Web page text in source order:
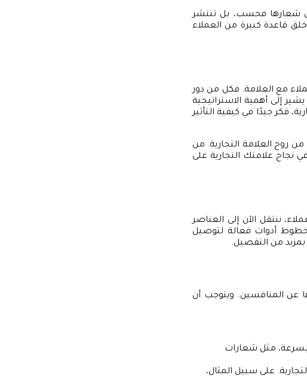
شعارها فحسب، بل تنتشر
قاعدة كبيرة من العملاء
مع العلامة. فكل من دور
إلى أهمية الاستراتيجية
فكر جيدًا في كيفية التأثير
روح العلامة التجارية. من
علامتك التجارية على
ننتقل الآن إلى العناصر
أدوات فعالة لتوصيل
من التفصيل.
عن المنافسين. ويتوجب أن
مثل شعارات
على سبيل المثال،